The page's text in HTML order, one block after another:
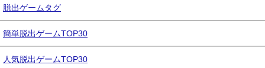
脱出ゲームタグ
簡単脱出ゲームTOP30
人気脱出ゲームTOP30